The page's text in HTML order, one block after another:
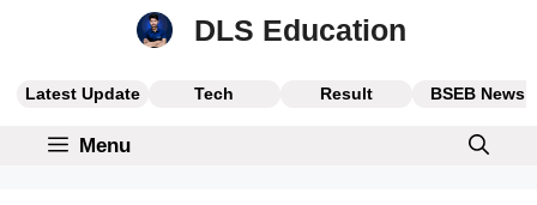
DLS Education
Latest Update Tech Result BSEB News
Menu